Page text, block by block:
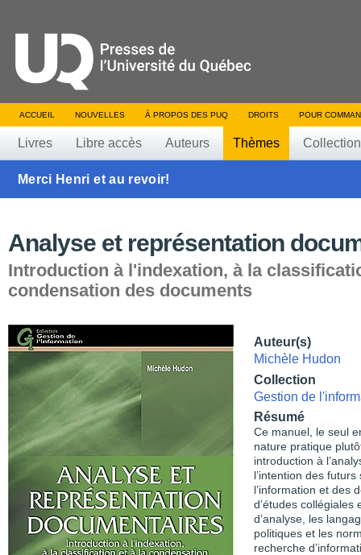
ACCUEIL NOUVELLES À PROPOS DES PUQ DROITS POUR
Livres Libre accès Auteurs Thèmes
Merci Henri et au revoir!
Analyse et représentation
Introduction à l'indexation, à la
condensation des documents
Auteur(s)
Michèle Hudon
Collection
Gestion de
Résumé
Ce manuel, le seul
nature pratique
introduction à
l’intention des
l’information et des
d’études
d’analyse, les
politiques et les
recherche